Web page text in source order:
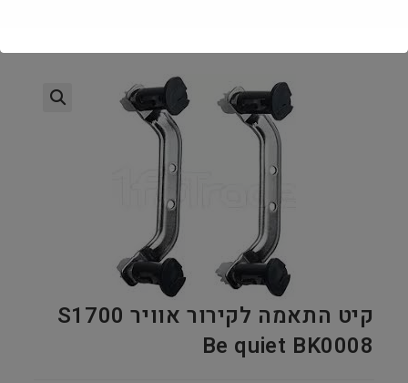
קיט התאמה לקירור אוויר S1700
Be quiet BK0008